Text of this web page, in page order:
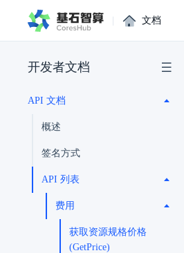
| 文档
开发者文档
API 文档
概述
签名方式
API 列表
费用
获取资源规格价格
(GetPrice)